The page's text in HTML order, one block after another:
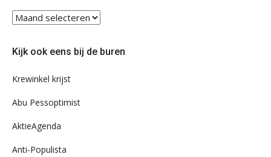
Blader
eens
ons
Kijk ook eens bij de buren
Krewinkel krijst
Abu Pessoptimist
AktieAgenda
Anti-Populista